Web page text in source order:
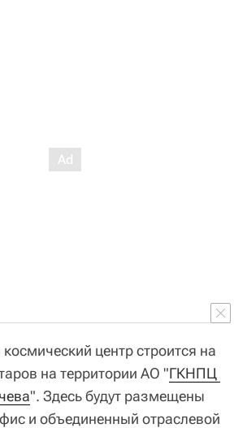
центр строится на
на территории АО "ГКНПЦ
". Здесь будут размещены
и объединенный отраслевой